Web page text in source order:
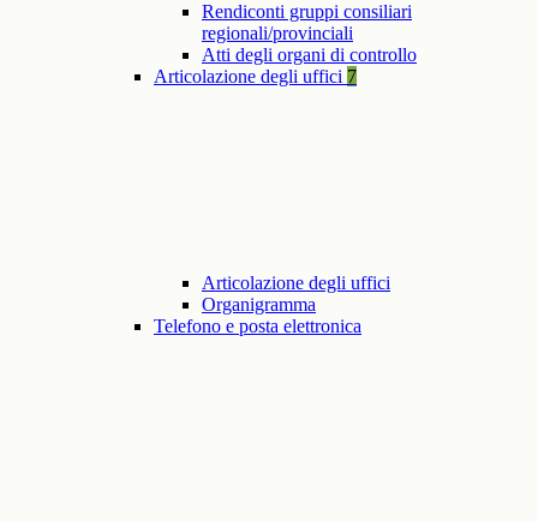
Rendiconti gruppi consiliari
regionali/provinciali
Atti degli organi di controllo
Articolazione degli uffici 7
Articolazione degli uffici
Organigramma
Telefono e posta elettronica